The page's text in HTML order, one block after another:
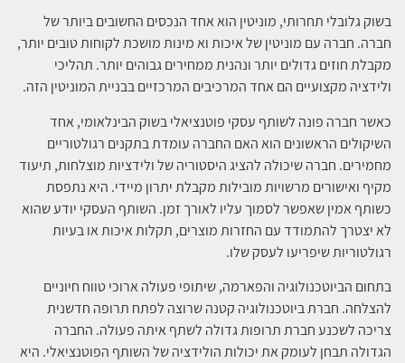
בשוק גלובלי תחרותי, מוניטין הוא אחד הנכסים החשובים ביותר של
חברה. חברה עם מוניטין של איכות וא מינות מושכת לקוחות טובים יותר,
מקבלת חוזים גדולים יותר ונהנית ממחירים גבוהים יותר. תהליכי
ולידציה מקצועיים הם אחד המרכיבים המרכזיים בבניית המוניטין הזה.
כאשר חברה פונה לשותף עסקי פוטנציאלי בשוק הבינלאומי, אחד
השיקולים הראשונים הוא האם החברה עומדת בתקנים רגולטוריים
מחמירים. חברה שיכולה להציג היסטוריה של ולידציות מוצלחות, תיעוד
מקיף ואישורים מרשויות מובילות מקבלת יתרון מיידי. היא נתפסת
כשותף אמין שאפשר לסמוך עליו לאורך זמן. השותף העסקי יודע שהוא
לא יצטרך להתמודד עם החזרות מוצרים, תקלות איכות או בעיות
רגולטוריות שיפריעו לעסק שלו.
בתחום הביוטכנולוגיה והפארמה, שיתופי פעולה ארוכי טווח חיוניים
להצלחה. חברת ביוטכנולוגיה קטנה שרוצה לפתח תרופה חדשנית
צריכה לשכנע חברת תרופות גדולה לשתף איתה פעולה. החברה
הגדולה תבחן לעומק את יכולות הולידציה של השותף הפוטנציאלי. היא